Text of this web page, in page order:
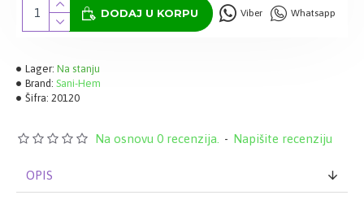
Lager: Na stanju
Brand: Sani-Hem
Šifra: 20120
Na osnovu 0 recenzija. - Napišite recenziju
DODAJ U KORPU Viber Whatsapp
OPIS